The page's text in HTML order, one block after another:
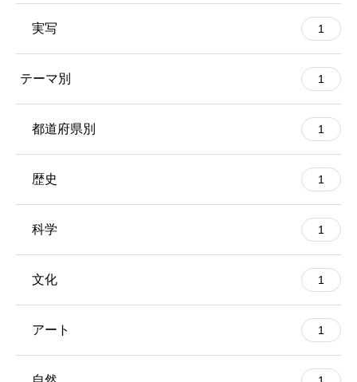
実写 1
テーマ別 1
都道府県別 1
歴史 1
科学 1
文化 1
アート 1